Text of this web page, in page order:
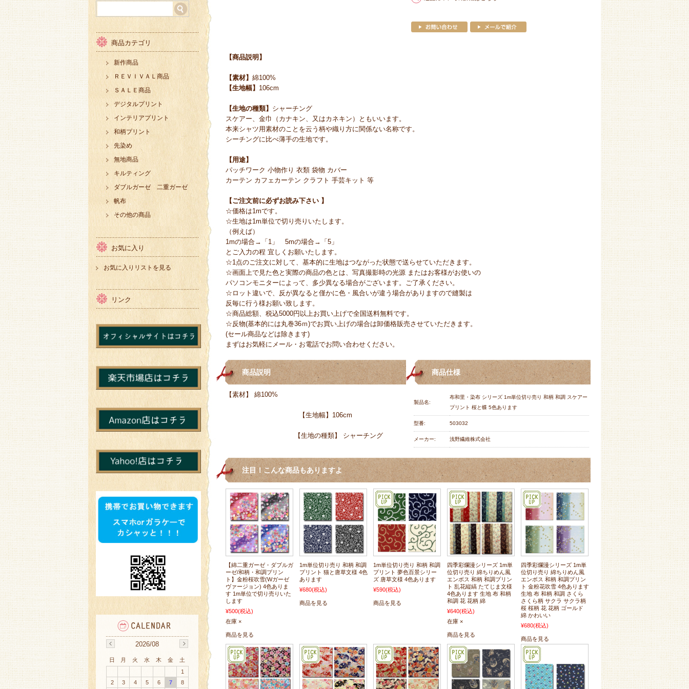
【商品説明】
【素材】 綿100%
【生地幅】 106cm
【生地の種類】 シャーチング
スケアー、金巾（カナキン、又はカネキン）ともいいます。
本来シャツ用素材のことを云う柄や織り方に関係ない名称です。
シーチングに比べ薄手の生地です。
【用途】
パッチワーク 小物作り 衣類 袋物 カバー
カーテン カフェカーテン クラフト 手芸キット 等
【ご注文前に必ずお読み下さい 】
☆価格は1mです。
☆生地は1m単位で切り売りいたします。
（例えば）
1mの場合→「1」 5mの場合→「5」
とご入力の程 宜しくお願いたします。
☆1点のご注文に対して、基本的に生地はつながった状態で送らせていただきます。
☆画面上で見た色と実際の商品の色とは、写真撮影時の光源 またはお客様がお使いの
パソコンモニターによって、多少異なる場合がございます。ご了承ください。
☆ロット違いで、反が異なると僅かに色・風合いが違う場合がありますので縫製は
反毎に行う様お願い致します。
☆商品総額、税込5000円以上お買い上げで全国送料無料です。
☆反物(基本的には丸巻36ｍ)でお買い上げの場合は卸価格販売させていただきます。
(セール商品などは除きます)
まずはお気軽にメール・お電話でお問い合わせください。
商品説明
【素材】 綿100%
【生地幅】106cm
【生地の種類】 シャーチング
商品仕様
製品名:
布和里・染布 シリーズ 1m単位切り売り 和柄 和調 スケアー
プリント 桜と蝶 5色あります
型番: 503032
メーカー: 浅野繊維株式会社
注目！こんな商品もありますよ
【綿二重ガーゼ・ダブルガ
ーゼ/和柄・和調プリン
ト】金粉桜吹雪(Wガーゼ
ヴァージョン) 4色ありま
す 1m単位で切り売りいた
します
¥500(税込)
在庫 ×
商品を見る
1m単位切り売り 和柄 和調
プリント 猫と唐草文様 4色
あります
¥680(税込)
商品を見る
1m単位切り売り 和柄 和調
プリント 夢色百景シリー
ズ 唐草文様 4色あります
¥590(税込)
商品を見る
四季彩爛漫シリーズ 1m単
位切り売り 綿ちりめん風
エンボス 和柄 和調プリン
ト 乱花縦縞 たてじま文様
4色あります 生地 布 和柄
和調 花 花柄 綿
¥640(税込)
在庫 ×
商品を見る
四季彩爛漫シリーズ 1m単
位切り売り 綿ちりめん風
エンボス 和柄 和調プリン
ト 金粉花吹雪 4色あります
生地 布 和柄 和調 さくら
さくら柄 サクラ サクラ柄
桜 桜柄 花 花柄 ゴールド
綿 かわいい
¥680(税込)
商品を見る
商品カテゴリ
新作商品
ＲＥＶＩＶＡＬ商品
ＳＡＬＥ商品
デジタルプリント
インテリアプリント
和柄プリント
先染め
無地商品
キルティング
ダブルガーゼ 二重ガーゼ
帆布
その他の商品
お気に入り
お気に入りリストを見る
リンク
2026/08
日 月 火 水 木 金
土
1
2
3 4 5 6 7 8